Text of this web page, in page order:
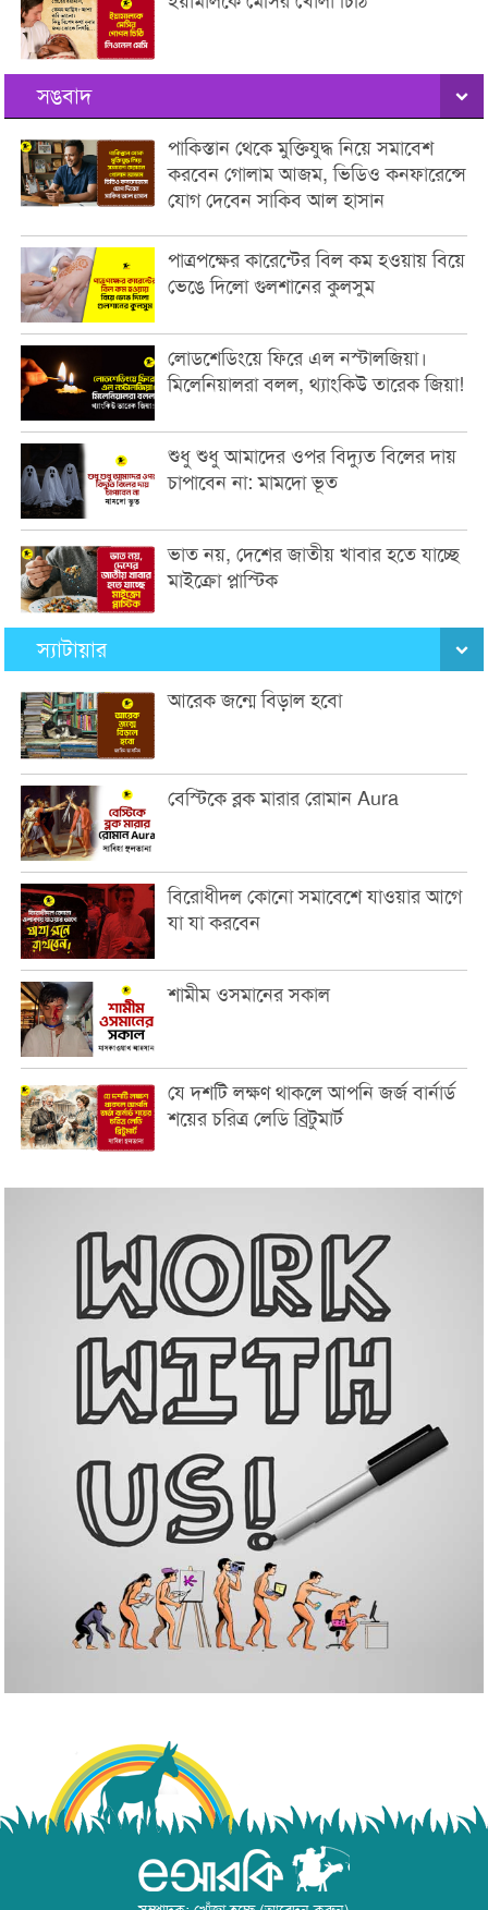
সঙবাদ
পাকিস্তান থেকে মুক্তিযুদ্ধ নিয়ে সমাবেশ
করবেন গোলাম আজম, ভিডিও কনফারেন্সে
যোগ দেবেন সাকিব আল হাসান
পাত্রপক্ষের কারেন্টের বিল কম হওয়ায় বিয়ে
ভেঙে দিলো গুলশানের কুলসুম
লোডশেডিংয়ে ফিরে এল নস্টালজিয়া।
মিলেনিয়ালরা বলল, থ্যাংকিউ তারেক জিয়া!
শুধু শুধু আমাদের ওপর বিদ্যুত বিলের দায়
চাপাবেন না: মামদো ভূত
ভাত নয়, দেশের জাতীয় খাবার হতে যাচ্ছে
মাইক্রো প্লাস্টিক
স্যাটায়ার
আরেক জন্মে বিড়াল হবো
বেস্টিকে ব্লক মারার রোমান Aura
বিরোধীদল কোনো সমাবেশে যাওয়ার আগে
যা যা করবেন
শামীম ওসমানের সকাল
যে দশটি লক্ষণ থাকলে আপনি জর্জ বার্নার্ড
শয়ের চরিত্র লেডি ব্রিটুমার্ট